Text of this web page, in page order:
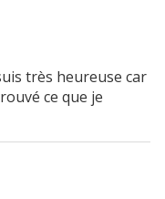
très heureuse car
ce que je